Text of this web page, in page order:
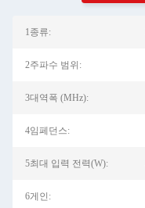
1종류:
2주파수 범위:
3대역폭 (MHz):
4임페던스:
5최대 입력 전력(W):
6게인: